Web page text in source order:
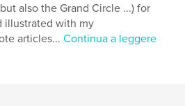
9788890979293
also the Grand Circle ...) for
illustrated with my
articles...Continua a leggere